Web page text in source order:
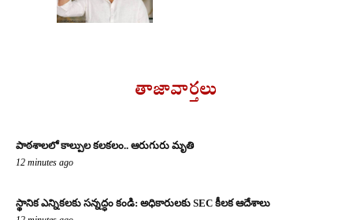
తాజావార్తలు
పాఠశాలలో కాల్పుల కలకలం.. ఆరుగురు మృతి
12 minutes ago
స్థానిక ఎన్నికలకు సన్నద్ధం కండి: అధికారులకు SEC కీలక ఆదేశాలు